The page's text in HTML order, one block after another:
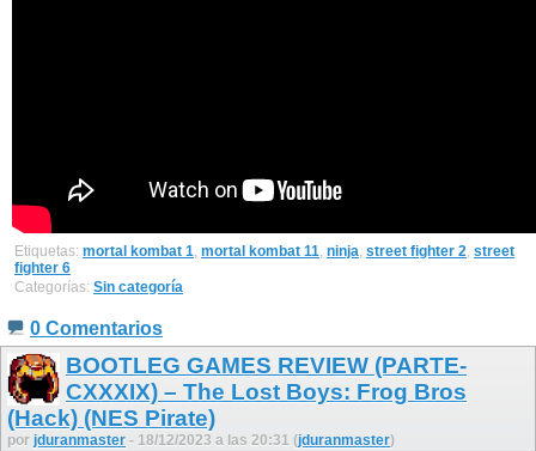
Etiquetas: mortal kombat 1 mortal kombat 11 ninja street fighter 2 street
fighter 6
Categorías: Sin categoría
0 Comentarios
BOOTLEG GAMES REVIEW (PARTE-
CXXXIX) – The Lost Boys: Frog Bros
(Hack) (NES Pirate)
por jduranmaster - 18/12/2023 a las 20:31 (jduranmaster)